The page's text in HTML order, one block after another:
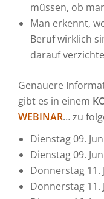
müssen, ob
Man erkennt,
Beruf wirklich
darauf
Genauere
gibt es in einem
WEBINAR… zu
Dienstag 09.
Dienstag 09.
Donnerstag 11.
Donnerstag 11.